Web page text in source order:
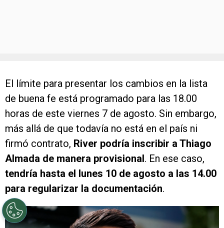
El límite para presentar los cambios en la lista
de buena fe está programado para las 18.00
horas de este viernes 7 de agosto. Sin embargo,
más allá de que todavía no está en el país ni
firmó contrato, River podría inscribir a Thiago
Almada de manera provisional. En ese caso,
tendría hasta el lunes 10 de agosto a las 14.00
para regularizar la documentación.